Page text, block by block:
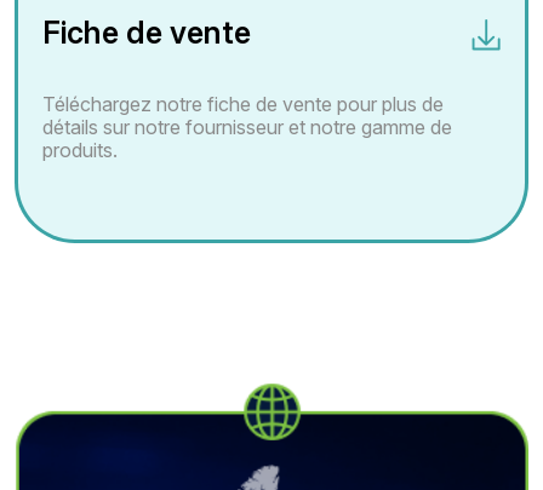
Fiche de vente
Téléchargez notre fiche de vente pour plus de
détails sur notre fournisseur et notre gamme de
produits.